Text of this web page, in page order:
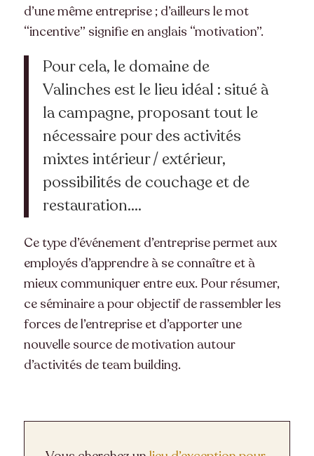
d’une même entreprise ; d’ailleurs le mot
“incentive” signifie en anglais “motivation”.
Pour cela, le domaine de
Valinches est le lieu idéal : situé à
la campagne, proposant tout le
nécessaire pour des activités
mixtes intérieur / extérieur,
possibilités de couchage et de
restauration….
Ce type d’événement d’entreprisepermet aux
employés d’apprendre à se connaître et à
mieux communiquer entre eux. Pour résumer,
ce séminaire a pour objectif de rassembler les
forces de l’entreprise et d’apporter une
nouvelle source de motivation autour
d’activités de team building.